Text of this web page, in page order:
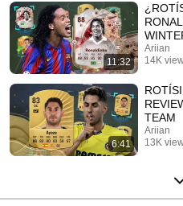
11:32
| FC 26
Ariian
14K
6:41
TEAM
Ariian
13K